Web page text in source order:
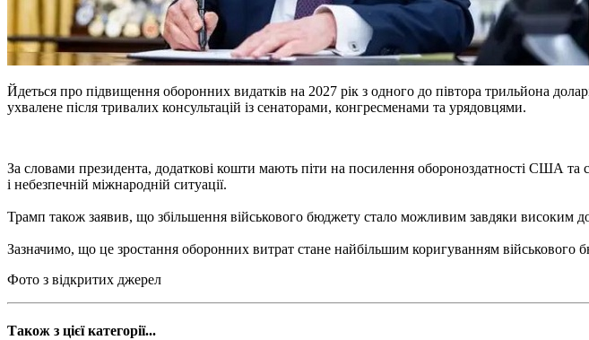
Йдеться про підвищення оборонних видатків на 2027 рік з одного до півтора трильйона
ухвалене після тривалих консультацій із сенаторами, конгресменами та урядовцями.
За словами президента, додаткові кошти мають піти на посилення обороноздатності США та
і небезпечній міжнародній ситуації.
Трамп також заявив, що збільшення військового бюджету стало можливим завдяки високим
Зазначимо, що це зростання оборонних витрат стане найбільшим коригуванням військового
Фото з відкритих джерел
Також з цієї категорії...